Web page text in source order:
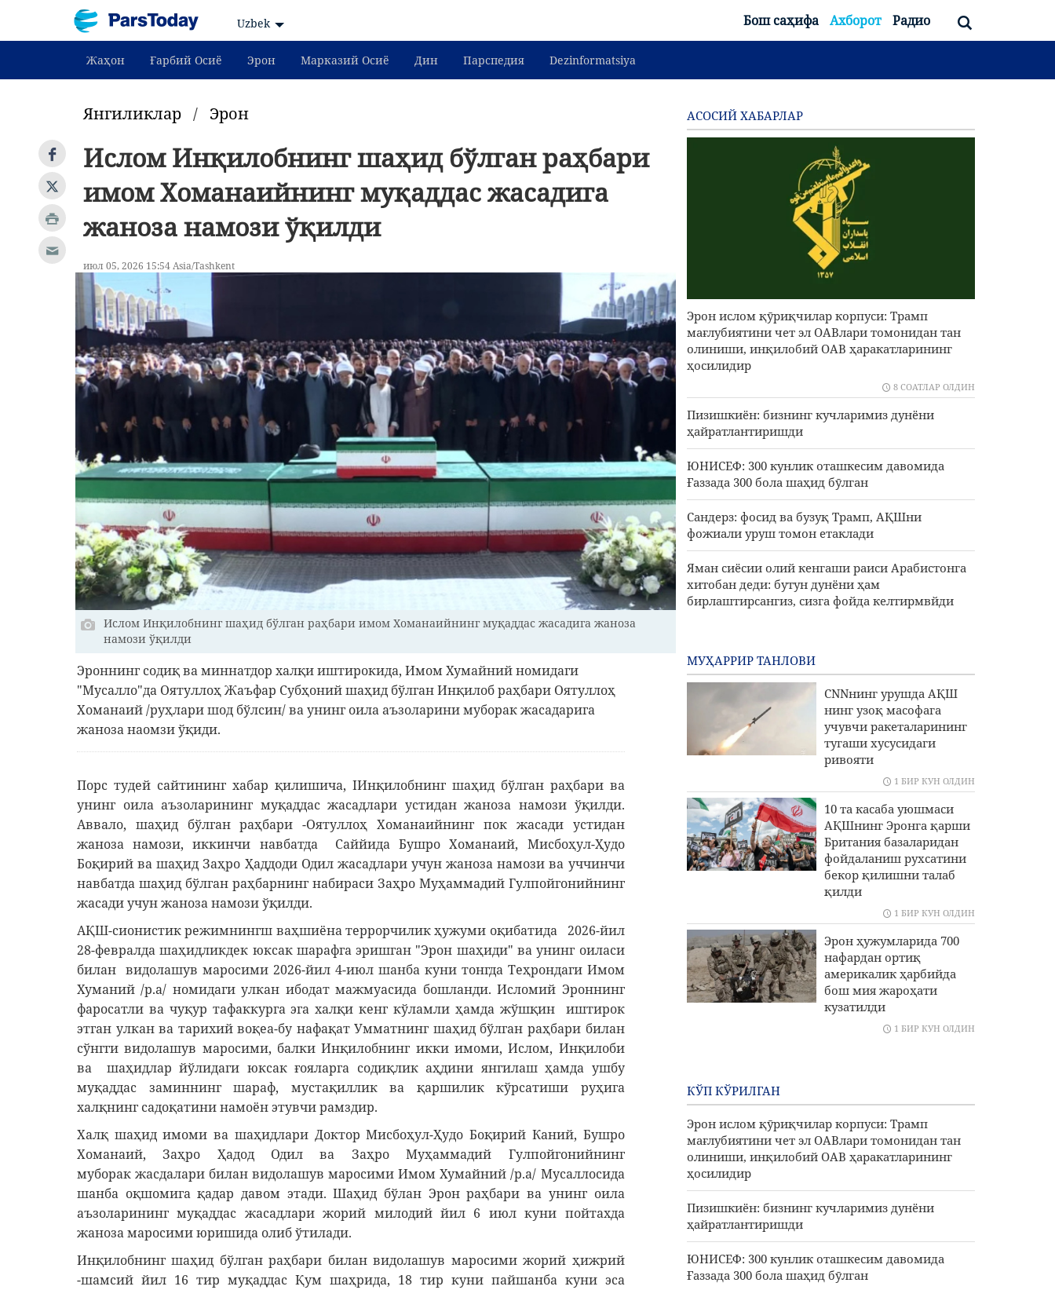
Uzbek Бош саҳифа Ахборот Радио
Жаҳон Ғарбий Осиё Эрон Марказий Осиё Дин Парспедия Dezinformatsiya
Янгиликлар / Эрон
Ислом Инқилобнинг шаҳид бўлган раҳбари
имом Хоманаийнинг муқаддас жасадига
жаноза намози ўқилди
июл 05, 2026 15:54 Asia/Tashkent
Ислом Инқилобнинг шаҳид бўлган раҳбари имом Хоманаийнинг муқаддас жасадига жаноза
намози ўқилди
Эроннинг содиқ ва миннатдор халқи иштирокида, Имом Хумайний номидаги
"Мусалло"да Оятуллоҳ Жаъфар Субҳоний шаҳид бўлган Инқилоб раҳбари Оятуллоҳ
Хоманаий /руҳлари шод бўлсин/ ва унинг оила аъзоларини муборак жасадарига
жаноза наомзи ўқиди.
Порс тудей сайтининг хабар қилишича, IИнқилобнинг шаҳид бўлган раҳбари ва
унинг оила аъзоларининг муқаддас жасадлари устидан жаноза намози ўқилди.
Аввало, шаҳид бўлган раҳбари -Оятуллоҳ Хоманаийнинг пок жасади устидан
жаноза намози, иккинчи навбатда Саййида Бушро Хоманаий, Мисбоҳул-Ҳудо
Боқирий ва шаҳид Заҳро Ҳаддоди Одил жасадлари учун жаноза намози ва уччинчи
навбатда шаҳид бўлган раҳбарнинг набираси Заҳро Муҳаммадий Гулпойгонийнинг
жасади учун жаноза намози ўқилди.
АҚШ-сионистик режимнингш ваҳшиёна террорчилик ҳужуми оқибатида 2026-йил
28-февралда шаҳидликдек юксак шарафга эришган "Эрон шаҳиди" ва унинг оиласи
билан видолашув маросими 2026-йил 4-июл шанба куни тонгда Теҳрондаги Имом
Хуманий /р.а/ номидаги улкан ибодат мажмуасида бошланди. Исломий Эроннинг
фаросатли ва чуқур тафаккурга эга халқи кенг кўламли ҳамда жўшқин иштирок
этган улкан ва тарихий воқеа-бу нафақат Умматнинг шаҳид бўлган раҳбари билан
сўнгги видолашув маросими, балки Инқилобнинг икки имоми, Ислом, Инқилоби
ва шаҳидлар йўлидаги юксак ғояларга содиқлик аҳдини янгилаш ҳамда ушбу
муқаддас заминнинг шараф, мустақиллик ва қаршилик кўрсатиши руҳига
халқнинг садоқатини намоён этувчи рамздир.
Халқ шаҳид имоми ва шаҳидлари Доктор Мисбоҳул-Ҳудо Боқирий Каний, Бушро
Хоманаий, Заҳро Ҳадод Одил ва Заҳро Муҳаммадий Гулпойгонийнинг
муборак жасдалари билан видолашув маросими Имом Хумайний /р.а/ Мусаллосида
шанба оқшомига қадар давом этади. Шаҳид бўлан Эрон раҳбари ва унинг оила
аъзоларининг муқаддас жасадлари жорий милодий йил 6 июл куни пойтахда
жаноза маросими юришида олиб ўтилади.
Инқилобнинг шаҳид бўлган раҳбари билан видолашув маросими жорий ҳижрий
-шамсий йил 16 тир муқаддас Қум шаҳрида, 18 тир куни пайшанба куни эса
АСОСИЙ ХАБАРЛАР
Эрон ислом қӯриқчилар корпуси: Трамп
мағлубиятини чет эл ОАВлари томонидан тан
олиниши, инқилобий ОАВ ҳаракатларининг
ҳосилидир
8 СОАТЛАР ОЛДИН
Пизишкиён: бизнинг кучларимиз дунёни
ҳайратлантиришди
ЮНИСЕФ: 300 кунлик оташкесим давомида
Ғаззада 300 бола шаҳид бӯлган
Сандерз: фосид ва бузуқ Трамп, АҚШни
фожиали уруш томон етаклади
Яман сиёсии олий кенгаши раиси Арабистонга
хитобан деди: бутун дунёни ҳам
бирлаштирсангиз, сизга фойда келтирмвйди
МУҲАРРИР ТАНЛОВИ
CNNнинг урушда АҚШ
нинг узоқ масофага
учувчи ракеталарининг
тугаши хусусидаги
ривояти
1 БИР КУН ОЛДИН
10 та касаба уюшмаси
АҚШнинг Эронга қарши
Британия базаларидан
фойдаланиш рухсатини
бекор қилишни талаб
қилди
1 БИР КУН ОЛДИН
Эрон ҳужумларида 700
нафардан ортиқ
америкалик ҳарбийда
бош мия жароҳати
кузатилди
1 БИР КУН ОЛДИН
КЎП КЎРИЛГАН
Эрон ислом қӯриқчилар корпуси: Трамп
мағлубиятини чет эл ОАВлари томонидан тан
олиниши, инқилобий ОАВ ҳаракатларининг
ҳосилидир
Пизишкиён: бизнинг кучларимиз дунёни
ҳайратлантиришди
ЮНИСЕФ: 300 кунлик оташкесим давомида
Ғаззада 300 бола шаҳид бӯлган